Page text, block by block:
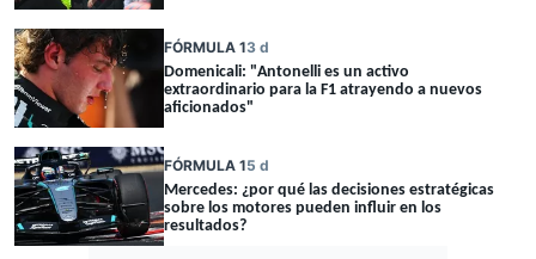
FÓRMULA 13 d
Domenicali: "Antonelli es un activo
extraordinario para la F1 atrayendo a nuevos
aficionados"
FÓRMULA 15 d
Mercedes: ¿por qué las decisiones estratégicas
sobre los motores pueden influir en los
resultados?